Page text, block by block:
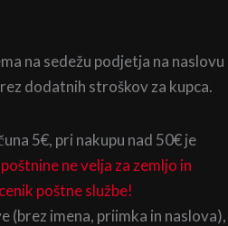
na sedežu podjetja na naslovu
dodatnih stroškov za kupca.
5€, pri nakupu nad 50€ je
ne velja za zemljo in
poštne službe!
imena, priimka in naslova),